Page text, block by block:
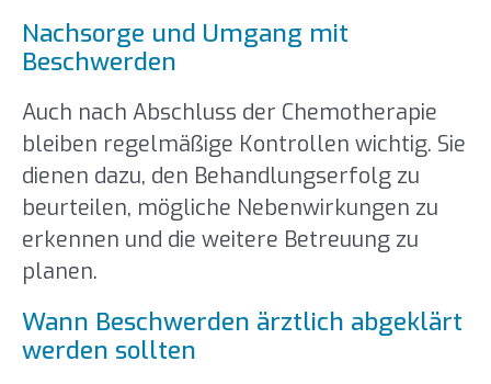
Nachsorge und Umgang mit
Beschwerden
Auch nach Abschluss der Chemotherapie
bleiben regelmäßige Kontrollen wichtig. Sie
dienen dazu, den Behandlungserfolg zu
beurteilen, mögliche Nebenwirkungen zu
erkennen und die weitere Betreuung zu
planen.
Wann Beschwerden ärztlich abgeklärt
werden sollten